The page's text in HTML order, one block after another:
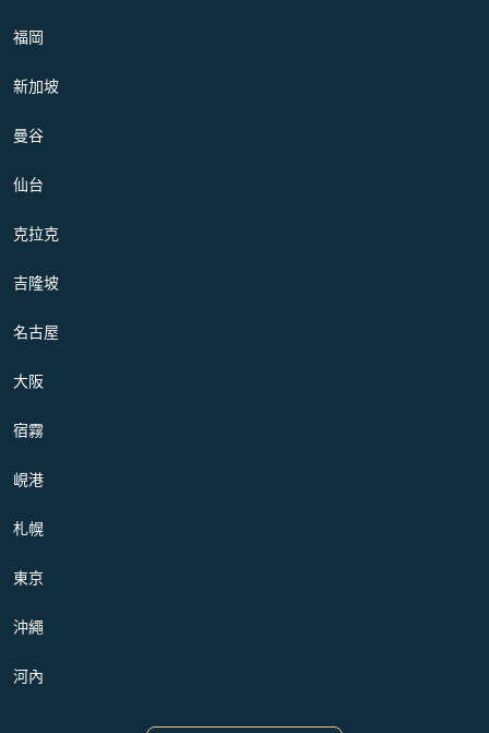
福岡
新加坡
曼谷
仙台
克拉克
吉隆坡
名古屋
大阪
宿霧
峴港
札幌
東京
沖繩
河內